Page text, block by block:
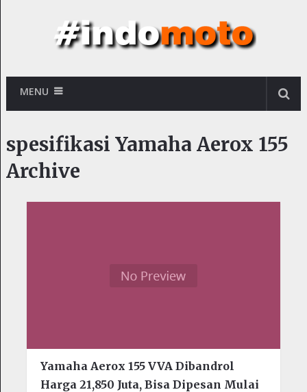
MENU
spesifikasi Yamaha Aerox 155
Archive
Yamaha Aerox 155 VVA Dibandrol
Harga 21,850 Juta, Bisa Dipesan Mulai